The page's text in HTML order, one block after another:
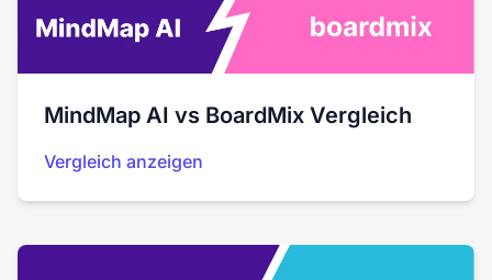
MindMap AI vs BoardMix Vergleich
Vergleich anzeigen